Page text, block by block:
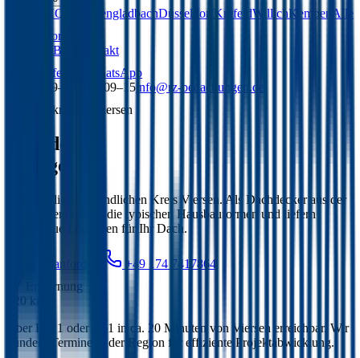
HQ MönchengladbachDüsseldorf KrefeldWillichKempen Alle
15 Standorte
Blog
Kontakt
Anrufen
WhatsApp
Mo–Fr 09–19 · Sa 09–15 info@rz-bedachungen.de
~20 km
von Viersen
Dachdecker
Brüggen
Brüggen liegt im ländlichen Kreis Viersen. Als Dachdecker aus der
Region kennen wir die typischen Hausbauformen und liefern
passgenaue Lösungen für Ihr Dach.
Angebot anfordern
+49 174 7417864
Entfernung
~20 km
Über B221 oder A61 in ca. 20 Minuten von Viersen erreichbar. Wir
bündeln Termine in der Region für effiziente Projektabwicklung.